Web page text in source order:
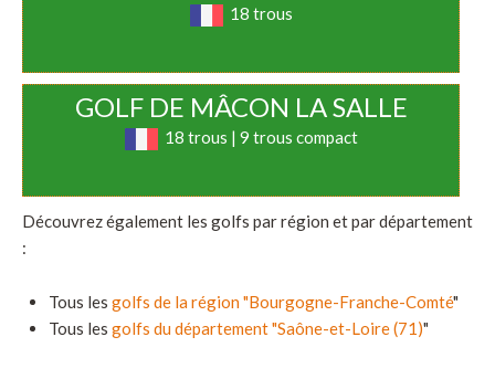
18 trous
GOLF DE MÂCON LA SALLE
18 trous | 9 trous compact
Découvrez également les golfs par région et par département
:
Tous les golfs de la région "Bourgogne-Franche-Comté"
Tous les golfs du département "Saône-et-Loire (71)"